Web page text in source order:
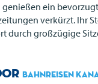
genießen ein
verkürzt. Ihr
durch großzügige
Bahnreisen